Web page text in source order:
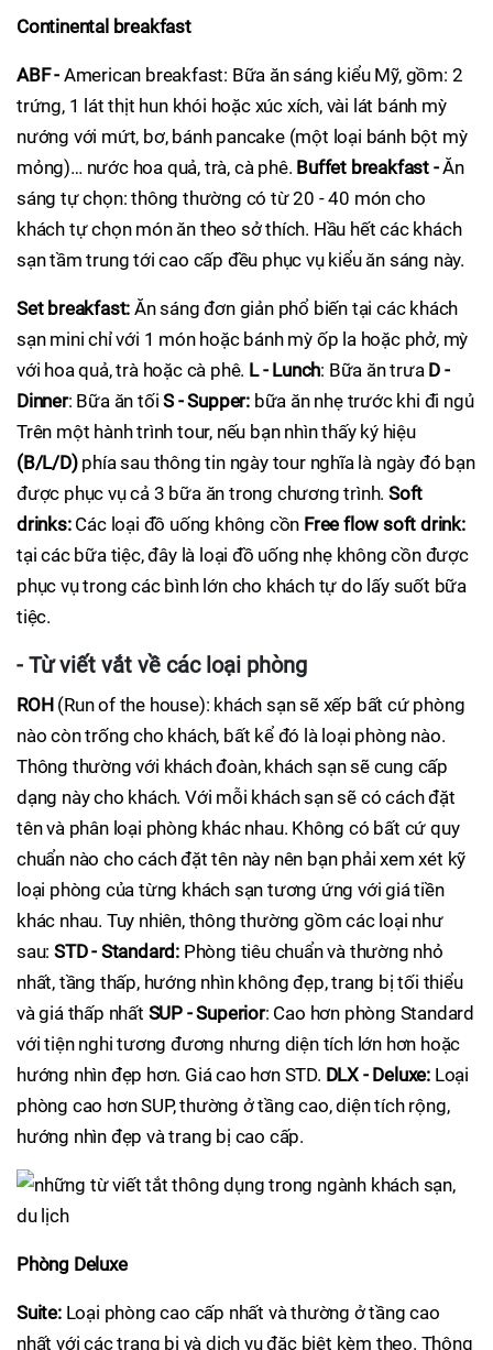
Continental breakfast
ABF - American breakfast: Bữa ăn sáng kiểu Mỹ, gồm: 2
trứng, 1 lát thịt hun khói hoặc xúc xích, vài lát bánh mỳ
nướng với mứt, bơ, bánh pancake (một loại bánh bột mỳ
mỏng)… nước hoa quả, trà, cà phê. Buffet breakfast -Ăn
sáng tự chọn: thông thường có từ 20 - 40 món cho
khách tự chọn món ăn theo sở thích. Hầu hết các khách
sạn tầm trung tới cao cấp đều phục vụ kiểu ăn sáng này.​
Set breakfast: Ăn sáng đơn giản phổ biến tại các khách
sạn mini chỉ với 1 món hoặc bánh mỳ ốp la hoặc phở, mỳ
với hoa quả, trà hoặc cà phê. L - Lunch: Bữa ăn trưa D -
Dinner: Bữa ăn tốiS - Supper: bữa ăn nhẹ trước khi đi ngủ
Trên một hành trình tour, nếu bạn nhìn thấy ký hiệu
(B/L/D)phía sau thông tin ngày tour nghĩa là ngày đó bạn
được phục vụ cả 3 bữa ăn trong chương trình. Soft
drinks:Các loại đồ uống không cồn Free flow soft drink:
tại các bữa tiệc, đây là loại đồ uống nhẹ không cồn được
phục vụ trong các bình lớn cho khách tự do lấy suốt bữa
tiệc.
- Từ viết vắt về các loại phòng
ROH (Run of the house): khách sạn sẽ xếp bất cứ phòng
nào còn trống cho khách, bất kể đó là loại phòng nào.
Thông thường với khách đoàn, khách sạn sẽ cung cấp
dạng này cho khách. Với mỗi khách sạn sẽ có cách đặt
tên và phân loại phòng khác nhau. Không có bất cứ quy
chuẩn nào cho cách đặt tên này nên bạn phải xem xét kỹ
loại phòng của từng khách sạn tương ứng với giá tiền
khác nhau. Tuy nhiên, thông thường gồm các loại như
sau: STD - Standard: Phòng tiêu chuẩn và thường nhỏ
nhất, tầng thấp, hướng nhìn không đẹp, trang bị tối thiểu
và giá thấp nhất SUP - Superior: Cao hơn phòng Standard
với tiện nghi tương đương nhưng diện tích lớn hơn hoặc
hướng nhìn đẹp hơn. Giá cao hơn STD. DLX - Deluxe: Loại
phòng cao hơn SUP, thường ở tầng cao, diện tích rộng,
hướng nhìn đẹp và trang bị cao cấp.
Phòng Deluxe
Suite:Loại phòng cao cấp nhất và thường ở tầng cao
nhất với các trang bị và dịch vụ đặc biệt kèm theo. Thông